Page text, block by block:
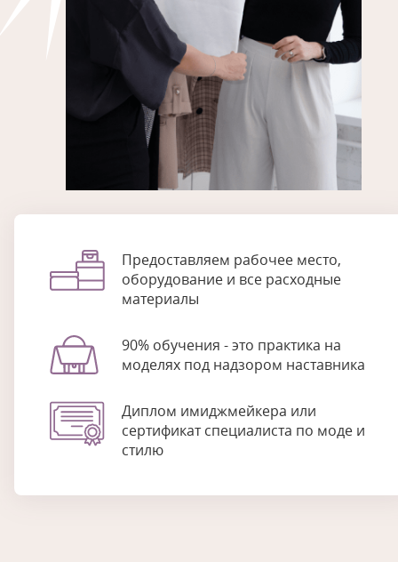
Предоставляем рабочее место,
оборудование и все расходные
материалы
90% обучения - это практика на
моделях под надзором наставника
Диплом имиджмейкера или
сертификат специалиста по моде и
стилю